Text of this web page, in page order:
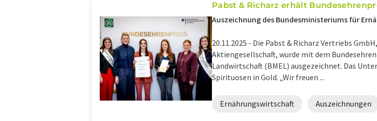
Pabst & Richarz erhält
Auszeichnung des Bundesministeriums für
20.11.2025 - Die Pabst & Richarz Vertriebs
Aktiengesellschaft, wurde mit dem
Landwirtschaft (BMEL) ausgezeichnet. Das
Spirituosen in Gold. „Wir freuen ...
Ernährungswirtschaft Auszeichnungen